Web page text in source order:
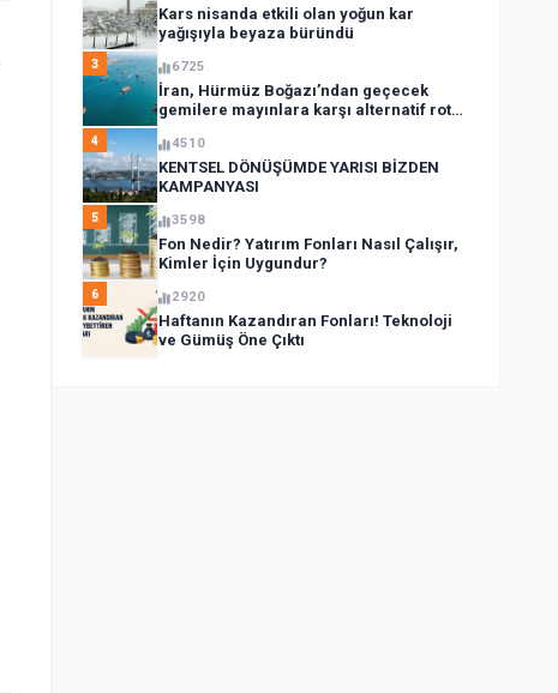
Kars nisanda etkili olan yoğun kar
yağışıyla beyaza büründü
3 6725
İran, Hürmüz Boğazı’ndan geçecek
gemilere mayınlara karşı alternatif rota
4 4510
KENTSEL DÖNÜŞÜMDE YARISI BİZDEN
KAMPANYASI
5 3598
Fon Nedir? Yatırım Fonları Nasıl Çalışır,
Kimler İçin Uygundur?
6 2920
Haftanın Kazandıran Fonları! Teknoloji
ve Gümüş Öne Çıktı